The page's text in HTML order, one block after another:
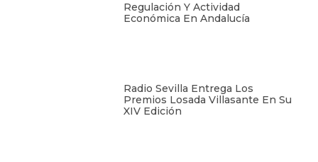
Regulación Y Actividad
Económica En Andalucía
Radio Sevilla Entrega Los
Premios Losada Villasante En Su
XIV Edición